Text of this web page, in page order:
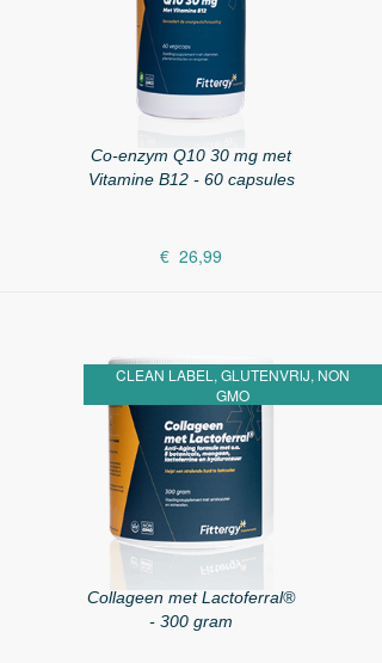
Co-enzym Q10 30 mg met
Vitamine B12 - 60 capsules
€ 26,99
Collageen met Lactoferral®
- 300 gram
CLEAN LABEL, GLUTENVRIJ, NON
GMO